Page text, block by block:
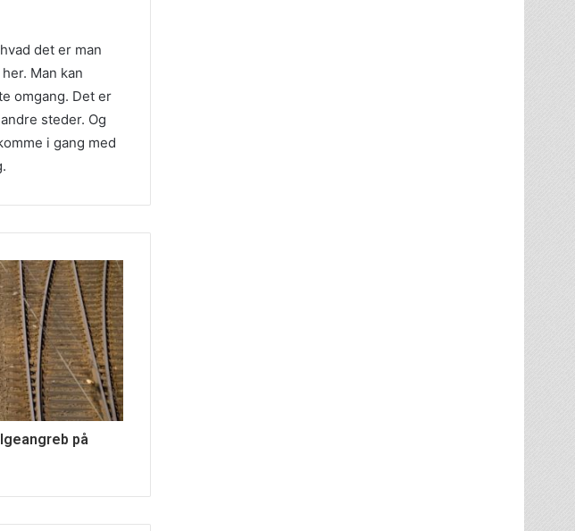
det er man
Man kan
omgang. Det er
steder. Og
i gang med
på